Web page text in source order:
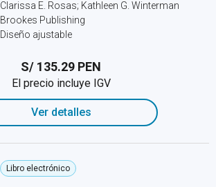
Clarissa E. Rosas; Kathleen G. Winterman
Brookes Publishing
Diseño ajustable
S/ 135.29 PEN
El precio incluye IGV
Ver detalles
Libro electrónico